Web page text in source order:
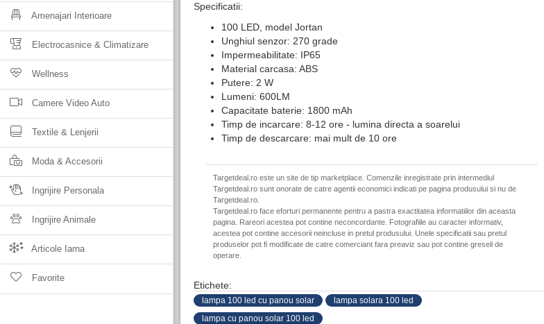
Amenajari Interioare
Electrocasnice & Climatizare
Wellness
Camere Video Auto
Textile & Lenjerii
Moda & Accesorii
Ingrijire Personala
Ingrijire Animale
Articole Iarna
Favorite
Specificatii:
100 LED, model Jortan
Unghiul senzor: 270 grade
Impermeabilitate: IP65
Material carcasa: ABS
Putere: 2 W
Lumeni: 600LM
Capacitate baterie: 1800 mAh
Timp de incarcare: 8-12 ore - lumina directa a soarelui
Timp de descarcare: mai mult de 10 ore
Targetdeal.ro este un site de tip marketplace. Comenzile inregistrate prin intermediul
Targetdeal.ro sunt onorate de catre agentii economici indicati pe pagina produsului si nu de
Targetdeal.ro.
Targetdeal.ro face eforturi permanente pentru a pastra exactitatea informatiilor din aceasta
pagina. Rareori acestea pot contine neconcordante. Fotografiile au caracter informativ,
acestea pot contine accesorii neincluse in pretul produsului. Unele specificatii sau pretul
produselor pot fi modificate de catre comerciant fara preaviz sau pot contine greseli de
operare.
Etichete:
lampa 100 led cu panou solar
lampa solara 100 led
lampa cu panou solar 100 led